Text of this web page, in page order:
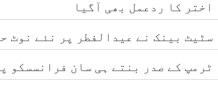
اختر کا ردعمل بھی آگیا
سٹیٹ بینک نے عیدالفطر پر نئے نوٹ
ٹرمپ کے صدر بنتے ہی سان فرانسسکو